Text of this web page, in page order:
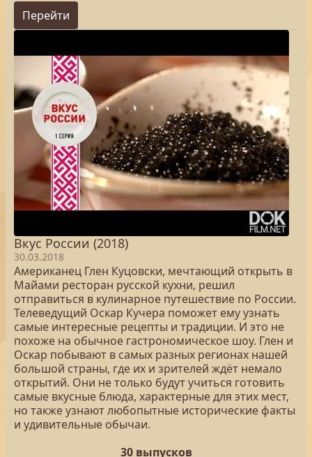
Перейти
Вкус России (2018)
30.03.2018
Американец Глен Куцовски, мечтающий открыть в
Майами ресторан русской кухни, решил
отправиться в кулинарное путешествие по России.
Телеведущий Оскар Кучера поможет ему узнать
самые интересные рецепты и традиции. И это не
похоже на обычное гастрономическое шоу. Глен и
Оскар побывают в самых разных регионах нашей
большой страны, где их и зрителей ждёт немало
открытий. Они не только будут учиться готовить
самые вкусные блюда, характерные для этих мест,
но также узнают любопытные исторические факты
и удивительные обычаи.
30 выпусков